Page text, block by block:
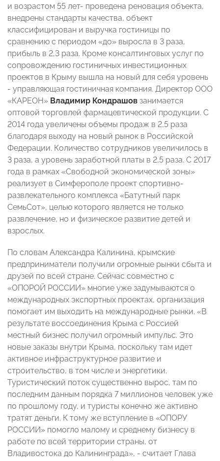
и возрастом 55 лет- проведена реновация объекта,
внедрены стандарты качества, объект
классифицирован и выручка гостиницы по
сравнению с периодом «до» выросла в 3 раза,
прибыль в 2,3 раза. Кроме консалтинговых услуг по
сопровождению гостиничных инвестиционных
проектов в Крыму вышла на новый для себя уровень
- управляющая гостиничная компания. Директор ООО
«КАРЕОН» Владимир Кондрашов занимается
оптовой торговлей фармацевтической продукции. С
2014 года увеличены объемы продаж в 2,5 раза
благодаря выходу на новый рынок в Российской
Федерации. Количество сотрудников увеличилось в
3 раза, а уровень заработной платы в 2,5 раза. С 2017
года в рамках «Свободной экономической зоны»
реализует в Симферополе проект спортивно-
развлекательного комплекса «Батутный парк
СемьСот», целью которого является не только
развлечение, но и физическое развитие детей и
взрослых.
По словам Александра Калинина, крымские
предприниматели получили огромные рынки сбыта и
друзей по всей стране. Сейчас совместно с
«ОПОРОЙ РОССИИ» многие уже задумываются о
международных экспортных проектах, организация
помогает им выходить на международные рынки. «В
результате воссоединения Крыма с Россией
местный бизнес получил огромный импульс. Это
новые заказы внутри Крыма, поскольку там идет
активное инфраструктурное развитие и
строительство, в том числе и энергетики.
Туристический поток существенно вырос, там по
последним данным порядка 7 миллионов человек уже
по прошлому году, и туристы конечно же активно
тратят деньги. К тому же вступление в «ОПОРУ
РОССИИ» помогло малому и среднему бизнесу в
работе по всей территории страны, от
Владивостока до Калининграда», - считает Глава